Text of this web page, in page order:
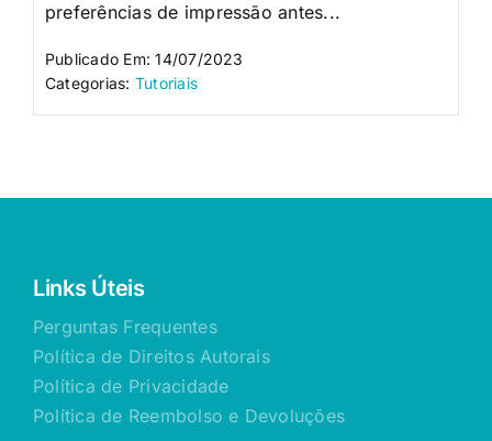
preferências de impressão antes...
Publicado Em: 14/07/2023
Categorias: Tutoriais
Links Úteis
Perguntas Frequentes
Política de Direitos Autorais
Política de Privacidade
Política de Reembolso e Devoluções